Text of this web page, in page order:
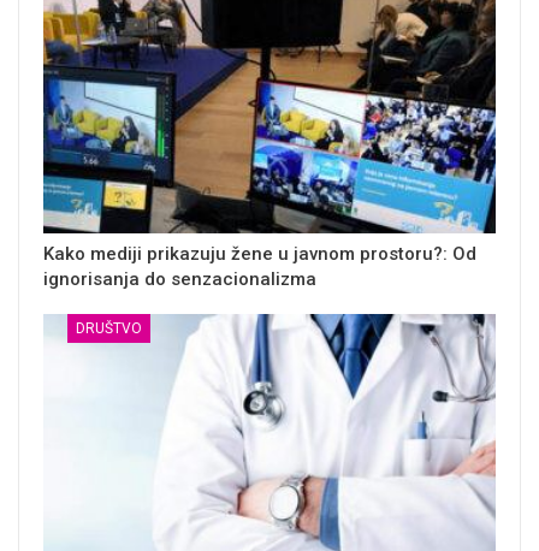
Kako mediji prikazuju žene u javnom prostoru?: Od
ignorisanja do senzacionalizma
DRUŠTVO